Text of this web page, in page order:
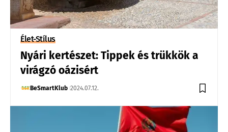
Élet-Stílus
Nyári kertészet: Tippek és trükkök a
virágzó oázisért
BeSmartKlub 2024.07.12.